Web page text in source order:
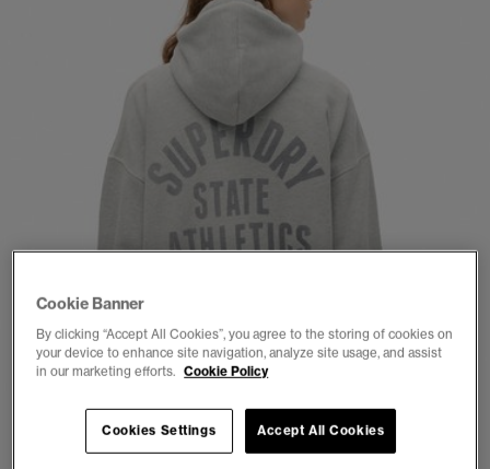
2 6 7
Cookie Banner
By clicking “Accept All Cookies”, you agree to the storing of cookies on
your device to enhance site navigation, analyze site usage, and assist
in our marketing efforts. Cookie Policy
Cookies Settings Accept All Cookies